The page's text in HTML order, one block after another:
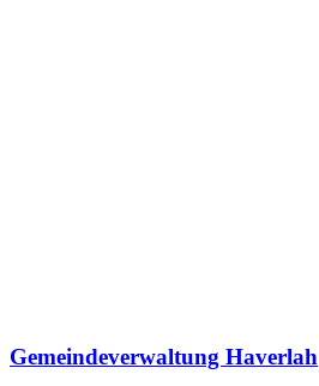
Gemeindeverwaltung Haverlah